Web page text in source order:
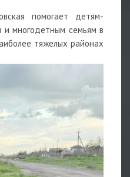
помогает детям-
многодетным семьям в
тяжелых районах